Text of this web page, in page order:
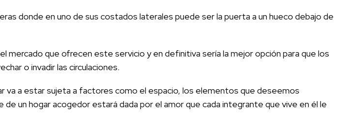
donde en uno de sus costados laterales puede ser la puerta a un hueco debajo de
mercado que ofrecen este servicio y en definitiva sería la mejor opción para que los
o invadir las circulaciones.
va a estar sujeta a factores como el espacio, los elementos que deseemos
un hogar acogedor estará dada por el amor que cada integrante que vive en él le